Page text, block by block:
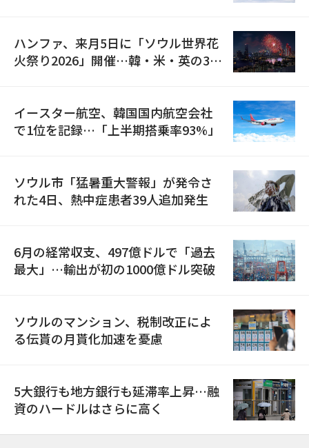
ハンファ、来月5日に「ソウル世界花
火祭り2026」開催…韓・米・英の3カ
イースター航空、韓国国内航空会社
で1位を記録…「上半期搭乗率93%」
ソウル市「猛暑重大警報」が発令さ
れた4日、熱中症患者39人追加発生
6月の経常収支、497億ドルで「過去
最大」…輸出が初の1000億ドル突破
ソウルのマンション、税制改正によ
る伝貰の月貰化加速を憂慮
5大銀行も地方銀行も延滞率上昇…融
資のハードルはさらに高く